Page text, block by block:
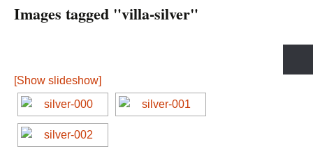
Images tagged "villa-silver"
[Show slideshow]